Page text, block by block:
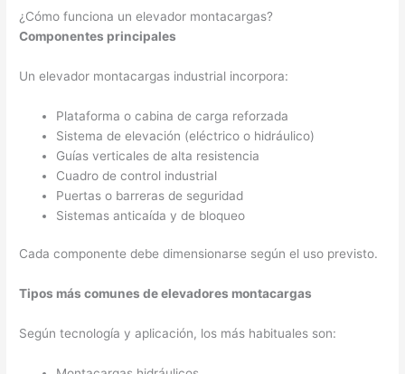
¿Cómo funciona un elevador montacargas?
Componentes principales
Un elevador montacargas industrial incorpora:
Plataforma o cabina de carga reforzada
Sistema de elevación (eléctrico o hidráulico)
Guías verticales de alta resistencia
Cuadro de control industrial
Puertas o barreras de seguridad
Sistemas anticaída y de bloqueo
Cada componente debe dimensionarse según el uso previsto.
Tipos más comunes de elevadores montacargas
Según tecnología y aplicación, los más habituales son: